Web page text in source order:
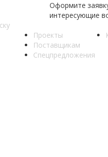
Оформите
интересующие
Проекты
Поставщикам
Спецпредложения